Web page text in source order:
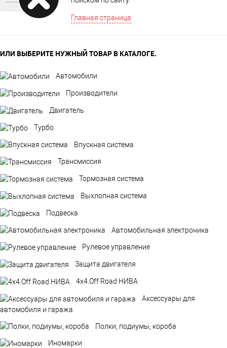
Главная страница
ИЛИ ВЫБЕРИТЕ НУЖНЫЙ ТОВАР В КАТАЛОГЕ.
Автомобили
Производители
Двигатель
Турбо
Впускная система
Трансмиссия
Тормозная система
Выхлопная система
Подвеска
Автомобильная электроника
Рулевое управление
Защита двигателя
4х4.Off Road НИВА
Аксессуары для
автомобиля и гаража
Полки, подиумы, короба
Иномарки